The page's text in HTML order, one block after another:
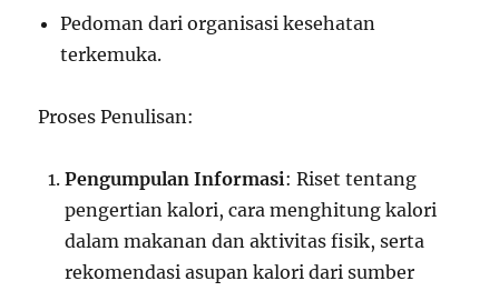
Pedoman dari organisasi kesehatan
terkemuka.
Proses Penulisan:
Pengumpulan Informasi: Riset tentang
pengertian kalori, cara menghitung kalori
dalam makanan dan aktivitas fisik, serta
rekomendasi asupan kalori dari sumber